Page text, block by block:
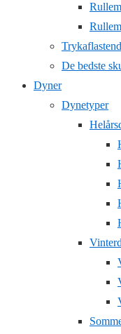
De bedste
Dyner
Dynetyper